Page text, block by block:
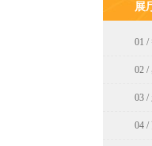
展
01 /
02 /
03 /
04 /